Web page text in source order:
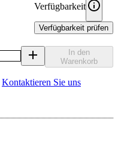
Verfügbarkeit
Verfügbarkeit prüfen
In den
Warenkorb
Kontaktieren Sie uns